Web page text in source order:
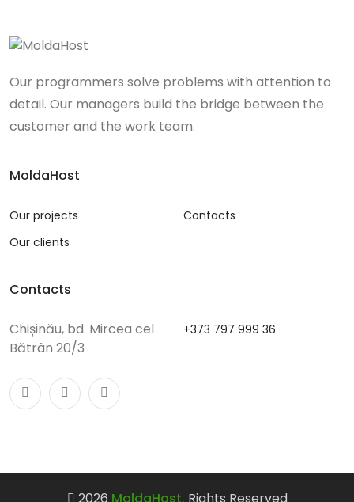
Our programmers solve problems with attention to
detail. Our managers build the bridge between the
customer and the work team.
MoldaHost
Our projects
Our clients
Contacts
Contacts
Chișinău, bd. Mircea cel
Bătrân 20/3
+373 797 999 36
2026 MoldaHost. Rights Reserved